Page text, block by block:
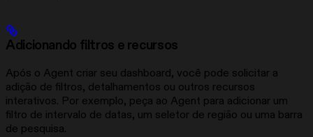
Adicionando filtros e recursos
Após o Agent criar seu dashboard, você pode solicitar a
adição de filtros, detalhamentos ou outros recursos
interativos. Por exemplo, peça ao Agent para adicionar um
filtro de intervalo de datas, um seletor de região ou uma barra
de pesquisa.